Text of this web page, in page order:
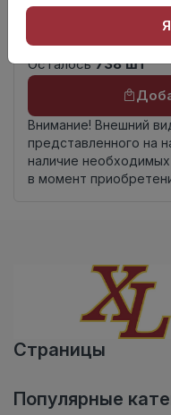
Номер
Книга с
Осталось738 шт
Внимание! Внешний
представленного на
наличие
в момент
Страницы
Популярные